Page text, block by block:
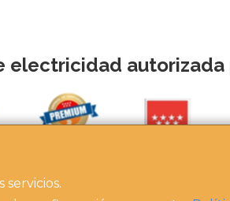
electricidad autorizada
at_biz_dir/asertech-